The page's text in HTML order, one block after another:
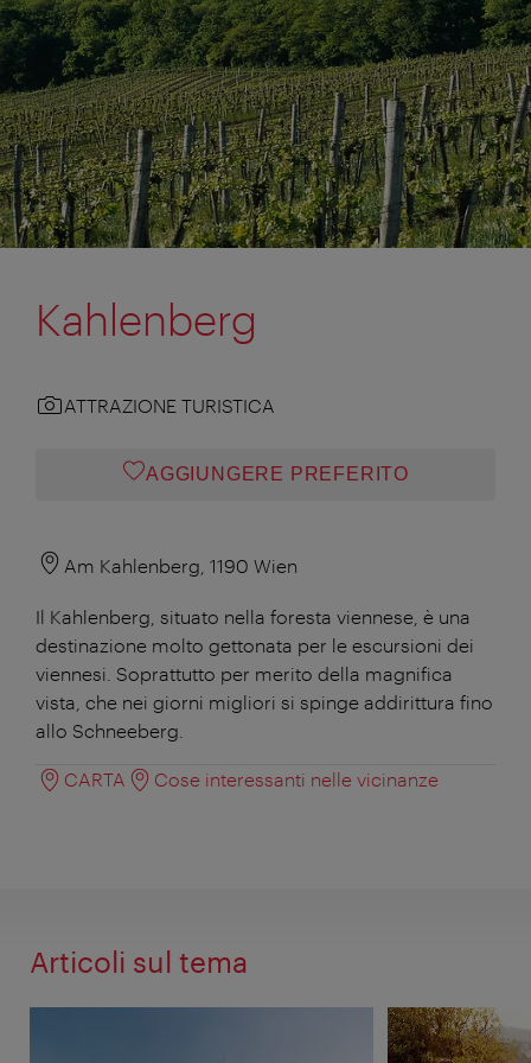
Kahlenberg
ATTRAZIONE TURISTICA
AGGIUNGERE PREFERITO
Am Kahlenberg, 1190 Wien
Il Kahlenberg, situato nella foresta viennese, è una
destinazione molto gettonata per le escursioni dei
viennesi. Soprattutto per merito della magnifica
vista, che nei giorni migliori si spinge addirittura fino
allo Schneeberg.
CARTA Cose interessanti nelle vicinanze
Articoli sul tema